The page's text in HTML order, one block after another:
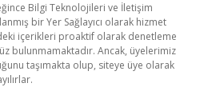
Bilgi Teknolojileri ve İletişim
bir Yer Sağlayıcı olarak hizmet
içerikleri proaktif olarak denetleme
bulunmamaktadır. Ancak, üyelerimiz
taşımakta olup, siteye üye olarak